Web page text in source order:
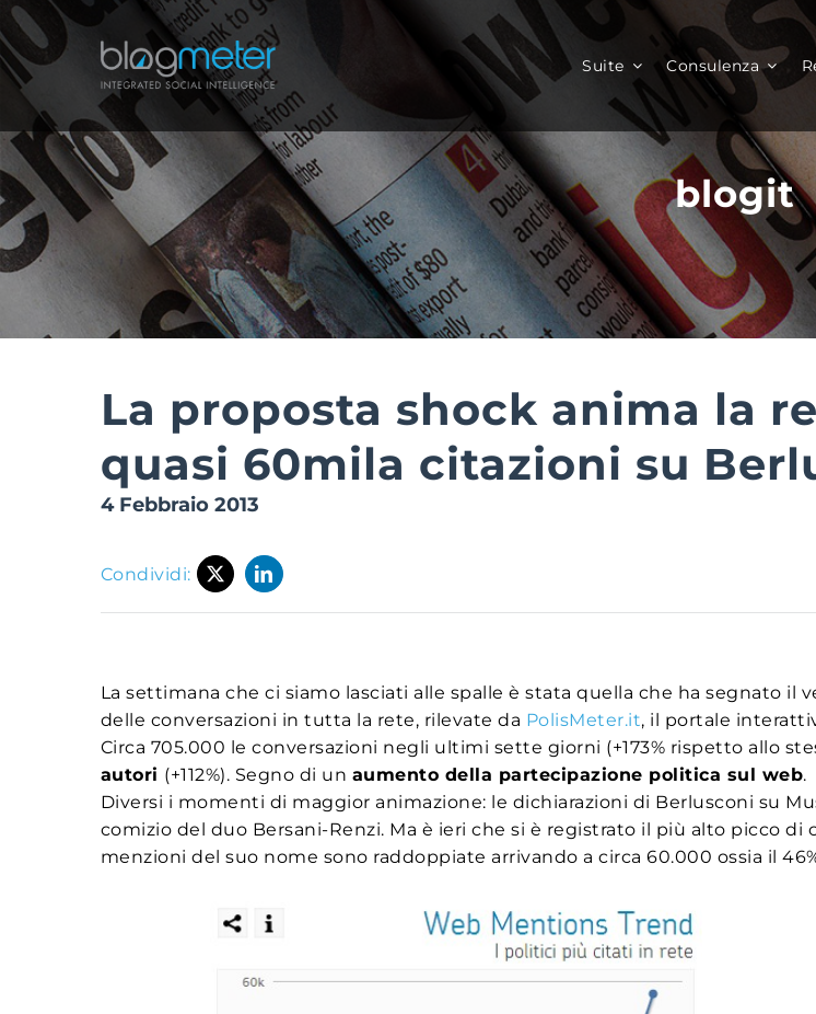
Salta
al
contenuto
Suite Consulenza
blogit
La proposta shock anima la
quasi 60mila citazioni su
4 Febbraio 2013
Condividi:
La settimana che ci siamo lasciati alle spalle è stata quella che ha segnato
delle conversazioni in tutta la rete, rilevate da PolisMeter.it, il portale
Circa 705.000 le conversazioni negli ultimi sette giorni (+173% rispetto allo
autori (+112%). Segno di un aumento della partecipazione politica sul web.
Diversi i momenti di maggior animazione: le dichiarazioni di Berlusconi su
comizio del duo Bersani-Renzi. Ma è ieri che si è registrato il più alto picco di
menzioni del suo nome sono raddoppiate arrivando a circa 60.000 ossia il